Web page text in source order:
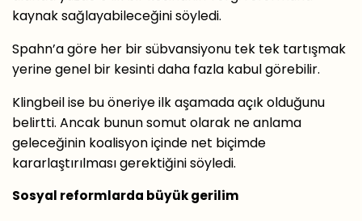
kaynak sağlayabileceğini söyledi.
Spahn’a göre her bir sübvansiyonu tek tek tartışmak
yerine genel bir kesinti daha fazla kabul görebilir.
Klingbeil ise bu öneriye ilk aşamada açık olduğunu
belirtti. Ancak bunun somut olarak ne anlama
geleceğinin koalisyon içinde net biçimde
kararlaştırılması gerektiğini söyledi.
Sosyal reformlarda büyük gerilim